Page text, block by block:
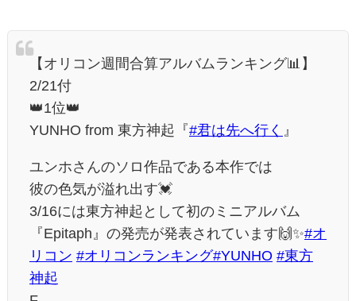
【オリコン週間合算アルバムランキング📊】
2/21付
👑1位👑
YUNHO from 東方神起『 #君は先へ行く 』
ユンホさんのソロ作品である本作では
彼の色気が溢れ出す💓
3/16には東方神起として初のミニアルバム
『Epitaph』の発売が発表されています🙌✨#オ
リコン #オリコンランキング#YUNHO #東方
神起